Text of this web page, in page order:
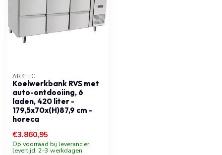
ARKTIC
Koelwerkbank RVS met
auto-ontdooiing, 6
laden, 420 liter -
179,5x70x(H)87,9 cm -
horeca
€3.860,95
Op voorraad bij leverancier,
levertijd: 2-3 werkdagen